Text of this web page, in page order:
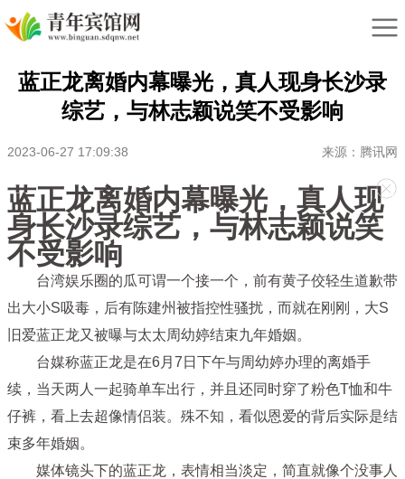
蓝正龙离婚内幕曝光，真人现身长沙录
综艺，与林志颖说笑不受影响
2023-06-27 17:09:38 来源：腾讯网
蓝正龙离婚内幕曝光，真人现
身长沙录综艺，与林志颖说笑
不受影响
台湾娱乐圈的瓜可谓一个接一个，前有黄子佼轻生道歉带
出大小S吸毒，后有陈建州被指控性骚扰，而就在刚刚，大S
旧爱蓝正龙又被曝与太太周幼婷结束九年婚姻。
台媒称蓝正龙是在6月7日下午与周幼婷办理的离婚手
续，当天两人一起骑单车出行，并且还同时穿了粉色T恤和牛
仔裤，看上去超像情侣装。殊不知，看似恩爱的背后实际是结
束多年婚姻。
媒体镜头下的蓝正龙，表情相当淡定，简直就像个没事人